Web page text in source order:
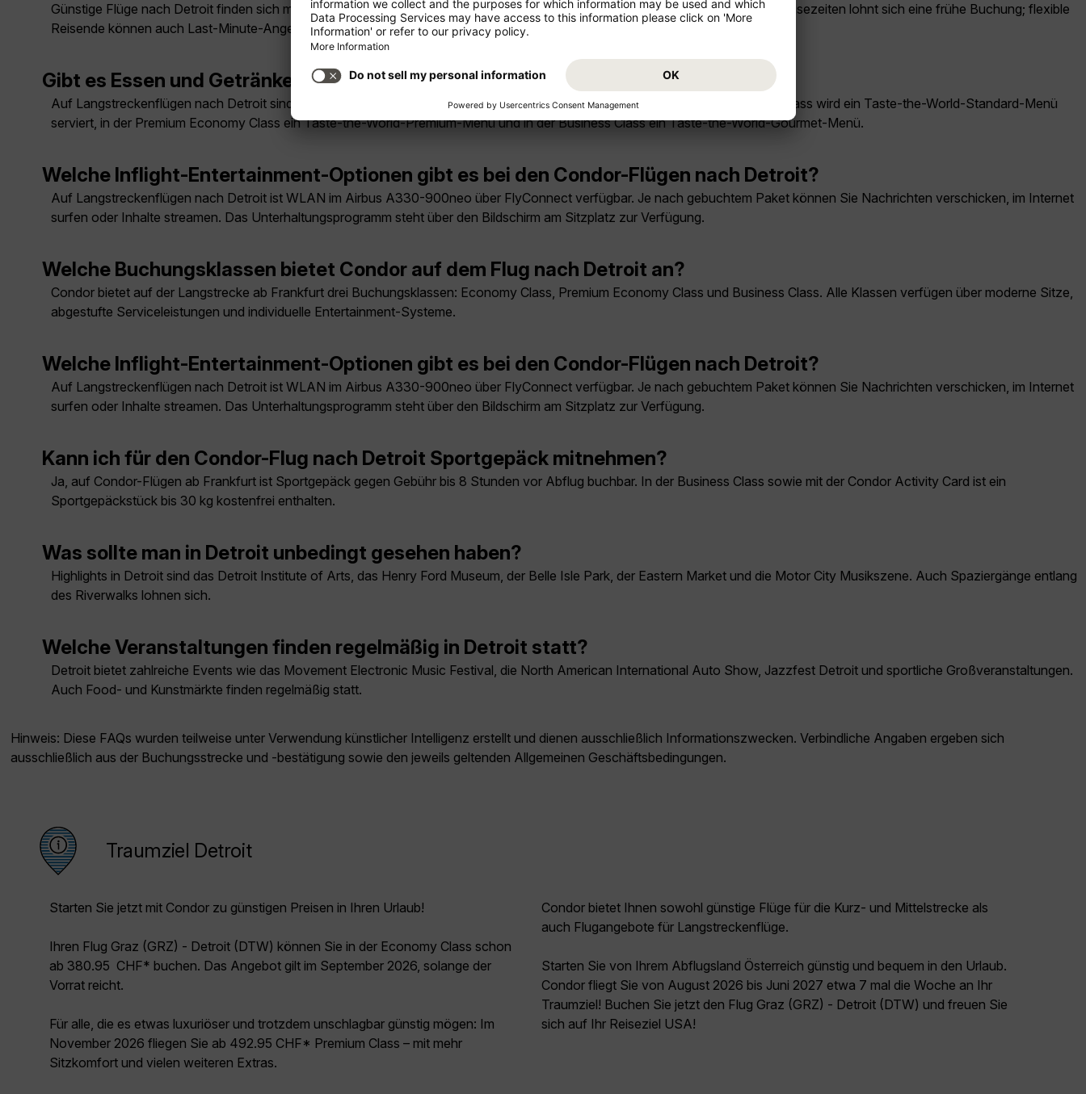
Günstige Flüge nach Detroit finden sich meist außerhalb der Ferienzeiten und bei flexiblen Reisedaten. Für stark nachgefragte Reisezeiten lohnt sich eine frühe Buchung; flexible
Reisende können auch Last-Minute-Angebote prüfen.
Gibt es Essen und Getränke auf dem Condor-Flug nach Detroit?
Auf Langstreckenflügen nach Detroit sind Mahlzeiten und Getränke je nach gebuchter Reiseklasse enthalten. In der Economy Class wird ein Taste-the-World-Standard-Menü
serviert, in der Premium Economy Class ein Taste-the-World-Premium-Menü und in der Business Class ein Taste-the-World-Gourmet-Menü.
Welche Inflight-Entertainment-Optionen gibt es bei den Condor-Flügen nach Detroit?
Auf Langstreckenflügen nach Detroit ist WLAN im Airbus A330-900neo über FlyConnect verfügbar. Je nach gebuchtem Paket können Sie Nachrichten verschicken, im Internet
surfen oder Inhalte streamen. Das Unterhaltungsprogramm steht über den Bildschirm am Sitzplatz zur Verfügung.
Welche Buchungsklassen bietet Condor auf dem Flug nach Detroit an?
Condor bietet auf der Langstrecke ab Frankfurt drei Buchungsklassen: Economy Class, Premium Economy Class und Business Class. Alle Klassen verfügen über moderne Sitze,
abgestufte Serviceleistungen und individuelle Entertainment-Systeme.
Welche Inflight-Entertainment-Optionen gibt es bei den Condor-Flügen nach Detroit?
Auf Langstreckenflügen nach Detroit ist WLAN im Airbus A330-900neo über FlyConnect verfügbar. Je nach gebuchtem Paket können Sie Nachrichten verschicken, im Internet
surfen oder Inhalte streamen. Das Unterhaltungsprogramm steht über den Bildschirm am Sitzplatz zur Verfügung.
Kann ich für den Condor-Flug nach Detroit Sportgepäck mitnehmen?
Ja, auf Condor-Flügen ab Frankfurt ist Sportgepäck gegen Gebühr bis 8 Stunden vor Abflug buchbar. In der Business Class sowie mit der Condor Activity Card ist ein
Sportgepäckstück bis 30 kg kostenfrei enthalten.
Was sollte man in Detroit unbedingt gesehen haben?
Highlights in Detroit sind das Detroit Institute of Arts, das Henry Ford Museum, der Belle Isle Park, der Eastern Market und die Motor City Musikszene. Auch Spaziergänge entlang
des Riverwalks lohnen sich.
Welche Veranstaltungen finden regelmäßig in Detroit statt?
Detroit bietet zahlreiche Events wie das Movement Electronic Music Festival, die North American International Auto Show, Jazzfest Detroit und sportliche Großveranstaltungen.
Auch Food- und Kunstmärkte finden regelmäßig statt.
Hinweis: Diese FAQs wurden teilweise unter Verwendung künstlicher Intelligenz erstellt und dienen ausschließlich Informationszwecken. Verbindliche Angaben ergeben sich
ausschließlich aus der Buchungsstrecke und -bestätigung sowie den jeweils geltenden Allgemeinen Geschäftsbedingungen.
Traumziel Detroit
Starten Sie jetzt mit Condor zu günstigen Preisen in Ihren Urlaub!
Ihren Flug Graz (GRZ) - Detroit (DTW) können Sie in der Economy Class schon
ab 380.95 CHF* buchen. Das Angebot gilt im September 2026, solange der
Vorrat reicht.
Für alle, die es etwas luxuriöser und trotzdem unschlagbar günstig mögen: Im
November 2026 fliegen Sie ab 492.95 CHF* Premium Class – mit mehr
Sitzkomfort und vielen weiteren Extras.
Condor bietet Ihnen sowohl günstige Flüge für die Kurz- und Mittelstrecke als
auch Flugangebote für Langstreckenflüge.
Starten Sie von Ihrem Abflugsland Österreich günstig und bequem in den Urlaub.
Condor fliegt Sie von August 2026 bis Juni 2027 etwa 7 mal die Woche an Ihr
Traumziel! Buchen Sie jetzt den Flug Graz (GRZ) - Detroit (DTW) und freuen Sie
sich auf Ihr Reiseziel USA!